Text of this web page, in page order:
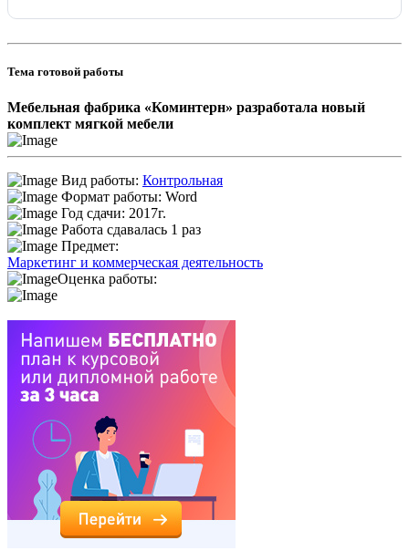
Тема готовой работы
Мебельная фабрика «Коминтерн» разработала новый
комплект мягкой мебели
Вид работы: Контрольная
Формат работы: Word
Год сдачи: 2017г.
Работа сдавалась 1 раз
Предмет:
Маркетинг и коммерческая деятельность
Оценка работы: